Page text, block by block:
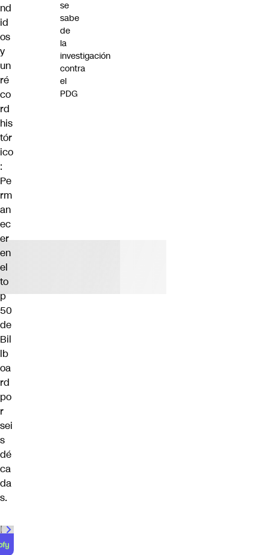
nd
id
os
y
un
ré
co
rd
his
tór
ico
:
Pe
rm
an
ec
er
en
el
to
p
50
de
Bil
lb
oa
rd
po
r
sei
s
dé
ca
da
s.
se
sabe
de
la
investigación
contra
el
PDG